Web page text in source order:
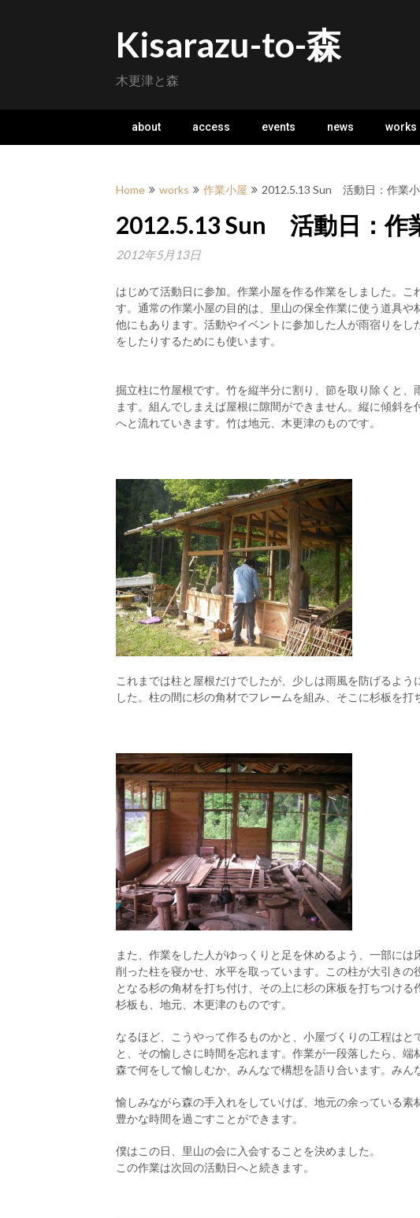
Kisarazu-to-森
木更津と森
about access events news works
Home works 作業小屋 2012.5.13 Sun 活動日：作業
2012.5.13 Sun 活動日：作
2012年5月13日
はじめて活動日に参加。作業小屋を作る作業をしました。
す。通常の作業小屋の目的は、里山の保全作業に使う道具
他にもあります。活動やイベントに参加した人が雨宿りを
をしたりするためにも使います。
掘立柱に竹屋根です。竹を縦半分に割り、節を取り除くと
ます。組んでしまえば屋根に隙間ができません。縦に傾斜
へと流れていきます。竹は地元、木更津のものです。
これまでは柱と屋根だけでしたが、少しは雨風を防げるよ
した。柱の間に杉の角材でフレームを組み、そこに杉板を打
また、作業をした人がゆっくりと足を休めるよう、一部に
削った柱を寝かせ、水平を取っています。この柱が大引き
となる杉の角材を打ち付け、その上に杉の床板を打ちつけ
杉板も、地元、木更津のものです。
なるほど、こうやって作るものかと、小屋づくりの工程は
と、その愉しさに時間を忘れます。作業が一段落したら、
森で何をして愉しむか、みんなで構想を語り合います。みん
愉しみながら森の手入れをしていけば、地元の余っている
豊かな時間を過ごすことができます。
僕はこの日、里山の会に入会することを決めました。
この作業は次回の活動日へと続きます。